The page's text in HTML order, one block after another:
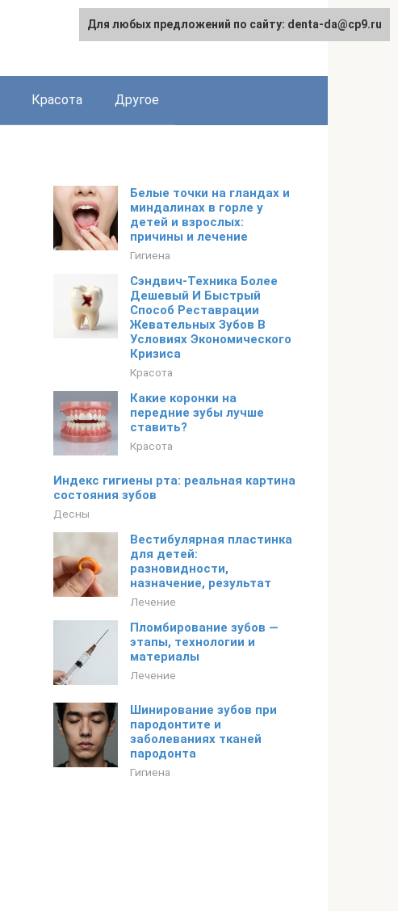
Красота Другое
Белые точки на гландах и
миндалинах в горле у
детей и взрослых:
причины и лечение
Гигиена
Сэндвич-Техника Более
Дешевый И Быстрый
Способ Реставрации
Жевательных Зубов В
Условиях Экономического
Кризиса
Красота
Какие коронки на
передние зубы лучше
ставить?
Красота
Индекс гигиены рта: реальная картина
состояния зубов
Десны
Вестибулярная пластинка
для детей:
разновидности,
назначение, результат
Лечение
Пломбирование зубов —
этапы, технологии и
материалы
Лечение
Шинирование зубов при
пародонтите и
заболеваниях тканей
пародонта
Гигиена
Для любых предложений по сайту: denta-da@cp9.ru